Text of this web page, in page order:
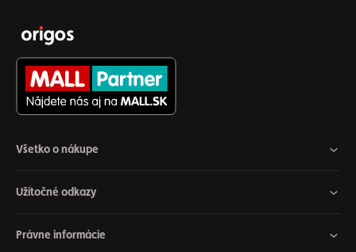
Všetko o nákupe
Užitočné odkazy
Právne informácie